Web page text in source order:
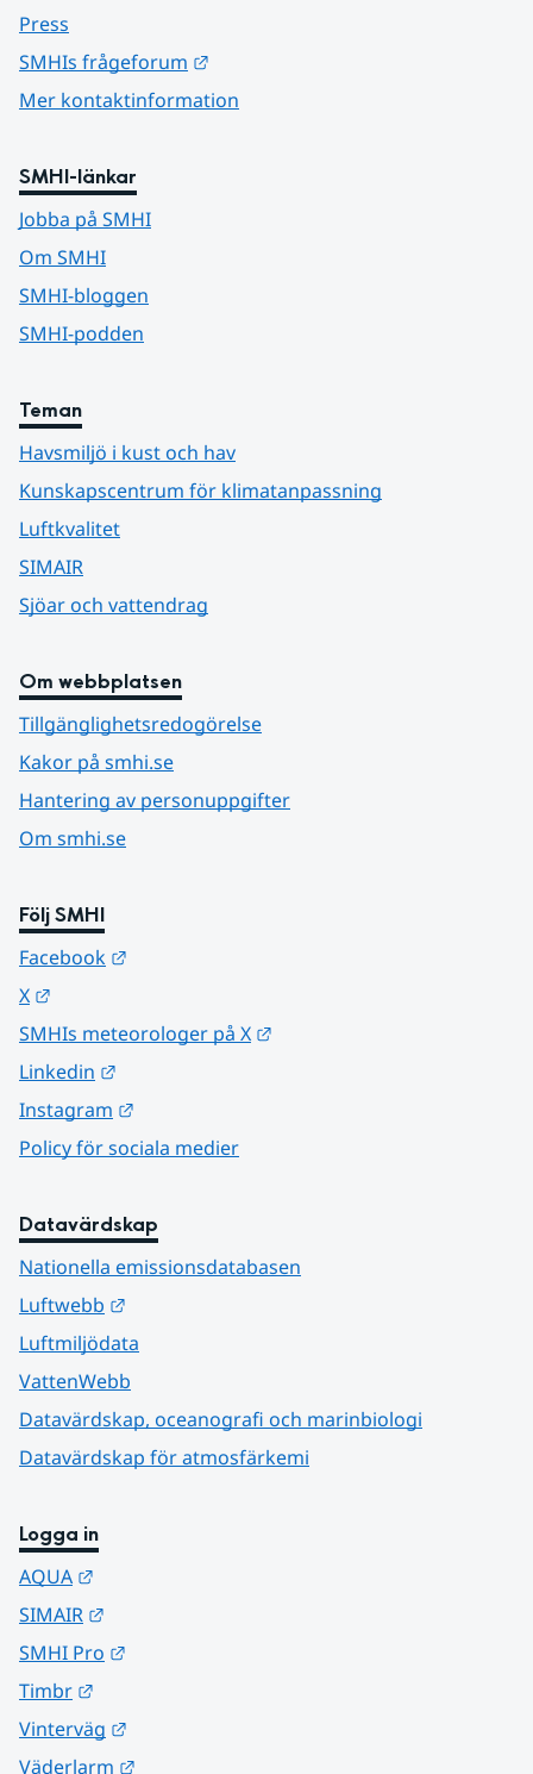
Press
SMHIs frågeforum
Mer kontaktinformation
SMHI-länkar
Jobba på SMHI
Om SMHI
SMHI-bloggen
SMHI-podden
Teman
Havsmiljö i kust och hav
Kunskapscentrum för klimatanpassning
Luftkvalitet
SIMAIR
Sjöar och vattendrag
Om webbplatsen
Tillgänglighetsredogörelse
Kakor på smhi.se
Hantering av personuppgifter
Om smhi.se
Följ SMHI
Facebook
X
SMHIs meteorologer på X
Linkedin
Instagram
Policy för sociala medier
Datavärdskap
Nationella emissionsdatabasen
Luftwebb
Luftmiljödata
VattenWebb
Datavärdskap, oceanografi och marinbiologi
Datavärdskap för atmosfärkemi
Logga in
AQUA
SIMAIR
SMHI Pro
Timbr
Vinterväg
Väderlarm